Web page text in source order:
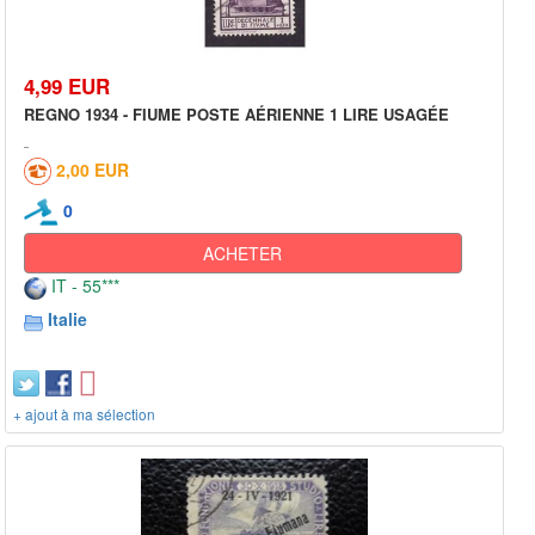
4,99 EUR
REGNO 1934 - FIUME POSTE AÉRIENNE 1 LIRE USAGÉE
2,00 EUR
0
ACHETER
IT - 55***
Italie
+ ajout à ma sélection